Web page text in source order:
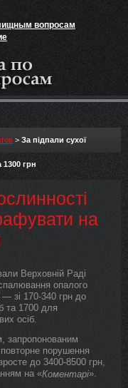
вопросам
> За підпали сухої
1300 грн
на
Верховній Раді
опалого
— зі 170-340 грн до
та 1700 для
осіб.
запропонованим
порушення
до 3400-8500 грн,
на «Коментарі».